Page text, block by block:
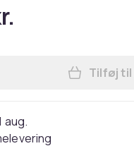
Tilføj til
aug.